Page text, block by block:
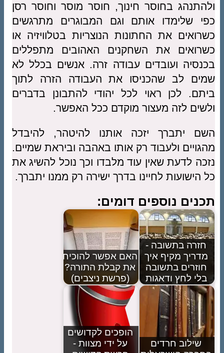
ולהתנהג בחוסר חינוך, חוסר מוסר וחוסר רסן
כפי שלימדו אותם וגם המבוגרים מתרגשים
כשרואים את החתונות הנוצריות בטלוויזיה או
כשרואים את השחקנים האהובים מתפללים
בכנסיה ועובדים עבודה זרה. אנשים בכלל לא
שמים לב שהכניסו את העבודה הזרה לתוך
ביתם. לכן ראוי לכל יהודי להתבונן בדברים
ולשים לזה מעצור מוקדם ככל האפשר.
השם יתברך יזכה אותנו להיטהר, להיבדל
מהגויים ולעבוד רק אותו באהבה וביראת שמיים.
נזכה לדעת שאין עוד מלבדו וכך נוכל להשיג את
כל הישועות לחיינו בדרך ישירה רק ממנו יתברך.
תכנים נוספים דומים:
חזרה בתשובה -
מדריך מקיף איך
חוזרים בתשובה
בלי לחץ ודאגות
האם אפשר להוכיח
את קבלת התורה?
(פרשת ניצבים)
שילוב חרדים
הופכים לקדושים
על ידי מצוות -